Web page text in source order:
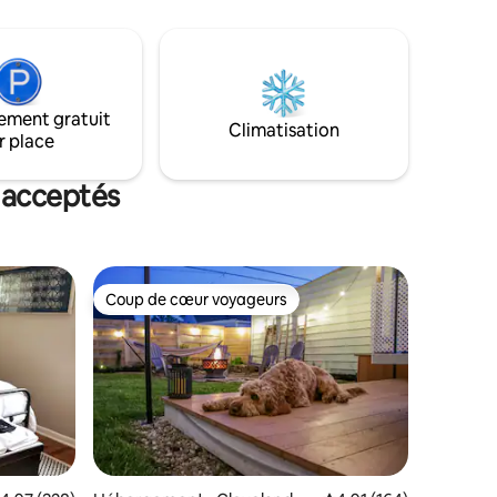
spa,
gratuit
place
Climatisation
Coup de cœur voyageurs
Coup de cœur voyageurs